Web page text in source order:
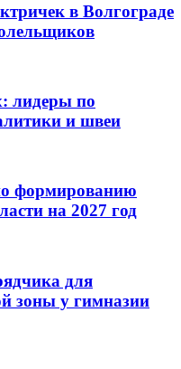
в Волгограде
лидеры по
и швеи
формированию
на 2027 год
для
зоны у гимназии